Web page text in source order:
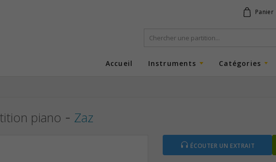
Panier
Accueil Instruments Catégories
piano - Zaz
ÉCOUTER UN EXTRAIT